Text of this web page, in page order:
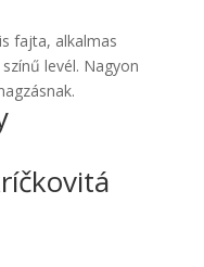
fajta, alkalmas
levél. Nagyon